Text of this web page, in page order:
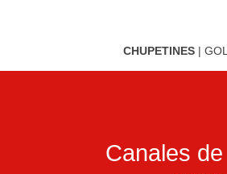
CHUPETINES|
Canales